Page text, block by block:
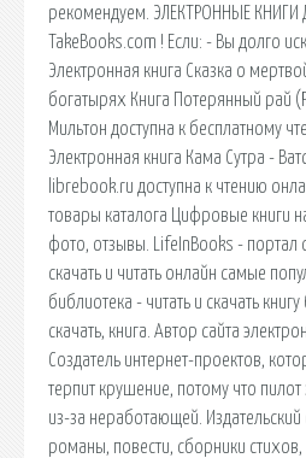
рекомендуем. ЭЛЕКТРОННЫЕ КНИГИ
TakeBooks.com ! Если: - Вы долго
Электронная книга Сказка о
богатырях Книга Потерянный рай
Мильтон доступна к бесплатному
Электронная книга Кама Сутра -
librebook.ru доступна к чтению
товары каталога Цифровые книги
фото, отзывы. LifeInBooks - портал
скачать и читать онлайн самые
библиотека - читать и скачать
скачать, книга. Автор сайта
Создатель интернет-проектов,
терпит крушение, потому что
из-за неработающей.
романы, повести, сборники